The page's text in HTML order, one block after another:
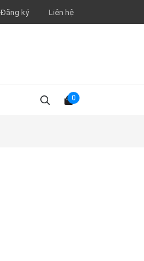
Đăng ký Liên hệ
0